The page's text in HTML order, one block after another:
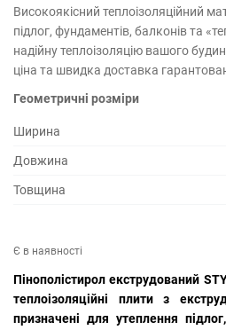
Високоякісний теплоізоляційний
підлог, фундаментів, балконів та
надійну теплоізоляцію вашого
ціна та швидка доставка
Геометричні розміри
Ширина
Довжина
Товщина
Є в наявності
Пінополістирол екструдований
теплоізоляційні плити з
призначені для утеплення